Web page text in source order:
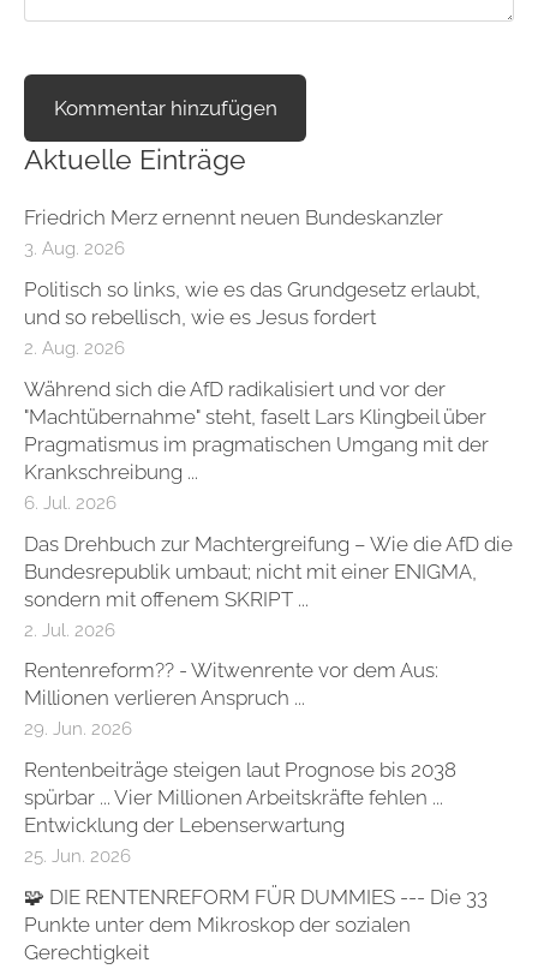
Aktuelle Einträge
Friedrich Merz ernennt neuen Bundeskanzler
3. Aug. 2026
Politisch so links, wie es das Grundgesetz erlaubt,
und so rebellisch, wie es Jesus fordert
2. Aug. 2026
Während sich die AfD radikalisiert und vor der
"Machtübernahme" steht, faselt Lars Klingbeil über
Pragmatismus im pragmatischen Umgang mit der
Krankschreibung ...
6. Jul. 2026
Das Drehbuch zur Machtergreifung – Wie die AfD die
Bundesrepublik umbaut; nicht mit einer ENIGMA,
sondern mit offenem SKRIPT ...
2. Jul. 2026
Rentenreform?? - Witwenrente vor dem Aus:
Millionen verlieren Anspruch ...
29. Jun. 2026
Rentenbeiträge steigen laut Prognose bis 2038
spürbar ... Vier Millionen Arbeitskräfte fehlen ...
Entwicklung der Lebenserwartung
25. Jun. 2026
🧩 DIE RENTENREFORM FÜR DUMMIES --- Die 33
Punkte unter dem Mikroskop der sozialen
Gerechtigkeit